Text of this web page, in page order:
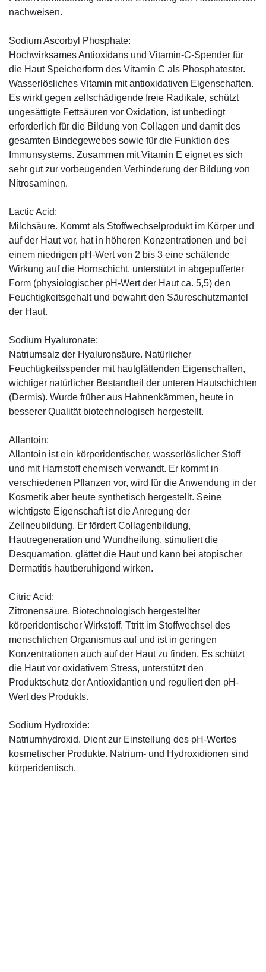
nachweisen.
Sodium Ascorbyl Phosphate:
Hochwirksames Antioxidans und Vitamin-C-Spender für
die Haut Speicherform des Vitamin C als Phosphatester.
Wasserlösliches Vitamin mit antioxidativen Eigenschaften.
Es wirkt gegen zellschädigende freie Radikale, schützt
ungesättigte Fettsäuren vor Oxidation, ist unbedingt
erforderlich für die Bildung von Collagen und damit des
gesamten Bindegewebes sowie für die Funktion des
Immunsystems. Zusammen mit Vitamin E eignet es sich
sehr gut zur vorbeugenden Verhinderung der Bildung von
Nitrosaminen.
Lactic Acid:
Milchsäure. Kommt als Stoffwechselprodukt im Körper und
auf der Haut vor, hat in höheren Konzentrationen und bei
einem niedrigen pH-Wert von 2 bis 3 eine schälende
Wirkung auf die Hornschicht, unterstützt in abgepufferter
Form (physiologischer pH-Wert der Haut ca. 5,5) den
Feuchtigkeitsgehalt und bewahrt den Säureschutzmantel
der Haut.
Sodium Hyaluronate:
Natriumsalz der Hyaluronsäure. Natürlicher
Feuchtigkeitsspender mit hautglättenden Eigenschaften,
wichtiger natürlicher Bestandteil der unteren Hautschichten
(Dermis). Wurde früher aus Hahnenkämmen, heute in
besserer Qualität biotechnologisch hergestellt.
Allantoin:
Allantoin ist ein körperidentischer, wasserlöslicher Stoff
und mit Harnstoff chemisch verwandt. Er kommt in
verschiedenen Pflanzen vor, wird für die Anwendung in der
Kosmetik aber heute synthetisch hergestellt. Seine
wichtigste Eigenschaft ist die Anregung der
Zellneubildung. Er fördert Collagenbildung,
Hautregeneration und Wundheilung, stimuliert die
Desquamation, glättet die Haut und kann bei atopischer
Dermatitis hautberuhigend wirken.
Citric Acid:
Zitronensäure. Biotechnologisch hergestellter
körperidentischer Wirkstoff. Ttritt im Stoffwechsel des
menschlichen Organismus auf und ist in geringen
Konzentrationen auch auf der Haut zu finden. Es schützt
die Haut vor oxidativem Stress, unterstützt den
Produktschutz der Antioxidantien und reguliert den pH-
Wert des Produkts.
Sodium Hydroxide:
Natriumhydroxid. Dient zur Einstellung des pH-Wertes
kosmetischer Produkte. Natrium- und Hydroxidionen sind
körperidentisch.